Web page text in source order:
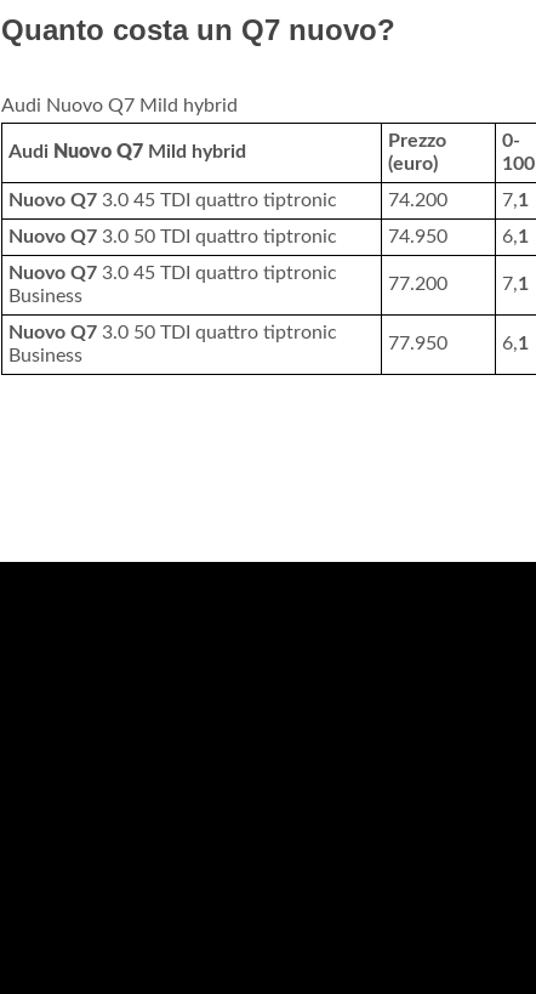
Quanto costa un Q7 nuovo?
Audi Nuovo Q7 Mild hybrid
Audi Nuovo Q7 Mild hybrid
Prezzo
(euro)
0-
100
Nuovo Q7 3.0 45 TDI quattro tiptronic 74.200 7,1
Nuovo Q7 3.0 50 TDI quattro tiptronic 74.950 6,1
Nuovo Q7 3.0 45 TDI quattro tiptronic
Business
77.200 7,1
Nuovo Q7 3.0 50 TDI quattro tiptronic
Business
77.950 6,1